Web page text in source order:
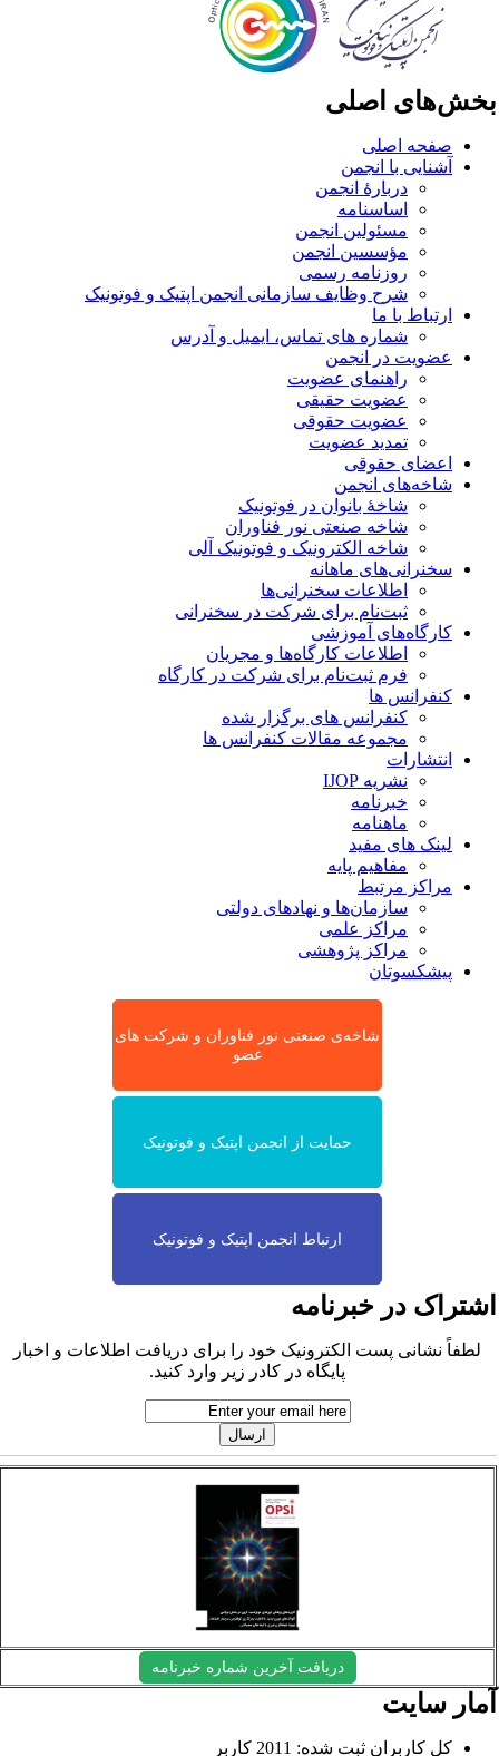
اصلی
صفحه اصلی
آشنایی با انجمن
دربارۀ انجمن
اساسنامه
مسئولین انجمن
مؤسسین انجمن
روزنامه رسمی
شرح وظایف سازمانی انجمن اپتیک و فوتونیک
ارتباط با ما
شماره های تماس، ایمیل و آدرس
عضویت در انجمن
راهنمای عضویت
عضویت حقیقی
عضویت حقوقی
تمدید عضویت
اعضای حقوقی
شاخه‌های انجمن
شاخۀ بانوان در فوتونیک
شاخه صنعتی نور فناوران
شاخه‌ الکترونیک و فوتونیک آلی
سخنرانی‌های ماهانه
اطلاعات سخنرانی‌‌ها
ثبت‌نام برای شرکت در سخنرانی
کارگاه‌های آموزشی
اطلاعات کارگاه‌ها و مجریان
فرم ثبت‌نام برای شرکت در کارگاه
کنفرانس ها
کنفرانس های برگزار شده
مجموعه مقالات کنفرانس ها
انتشارات
نشریه IJOP
خبرنامه
ماهنامه
لینک های مفید
مفاهیم پایه
مراکز مرتبط
سازمان‌ها و نهادهای دولتی
مراکز علمی
مراکز پژوهشی
پیشکسوتان
شاخه‌ی صنعتی نور فناوران و شرکت های
عضو
حمایت از انجمن اپتیک و فوتونیک
ارتباط انجمن اپتیک و فوتونیک
در خبرنامه
لطفاً نشانی پست الکترونیک خود را برای دریافت اطلاعات و اخبار
پایگاه در کادر زیر وارد کنید.
دریافت آخرین شماره خبرنامه
سایت
کل کاربران ثبت شده: 2011 کاربر